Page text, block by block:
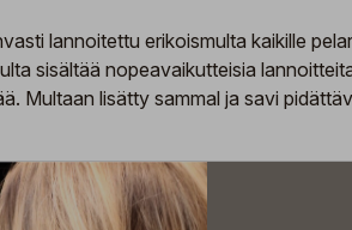
lannoitettu erikoismulta kaikille
sisältää nopeavaikutteisia
Multaan lisätty sammal ja savi